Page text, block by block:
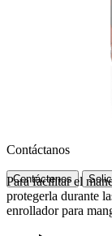
Contáctanos
Contáctenos
Para facilitar el
protegerla durante
enrollador para